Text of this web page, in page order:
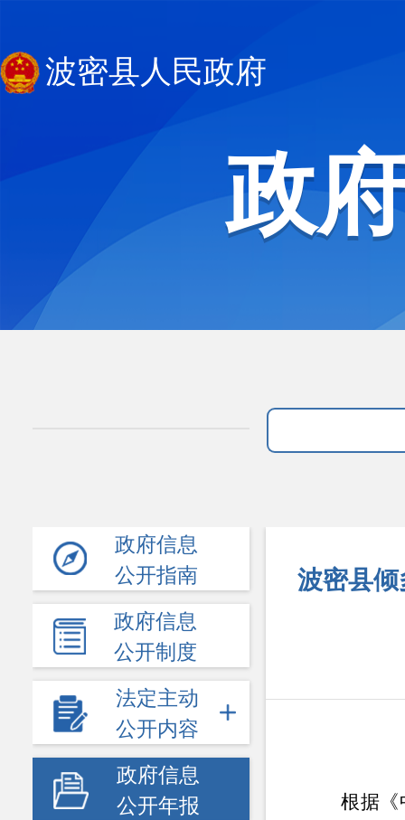
波密县人民政府
政
政府信息
公开指南
政府信息
公开制度
法定主动
公开内容
政府信息
公开年报
波密县倾
根据《